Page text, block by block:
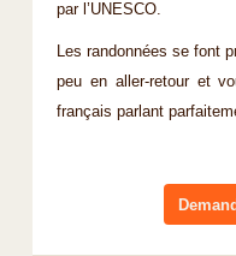
par l’UNESCO.
Les randonnées se font
peu en aller-retour et
français parlant